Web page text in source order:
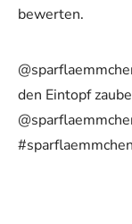
bewerten.
den Eintopf